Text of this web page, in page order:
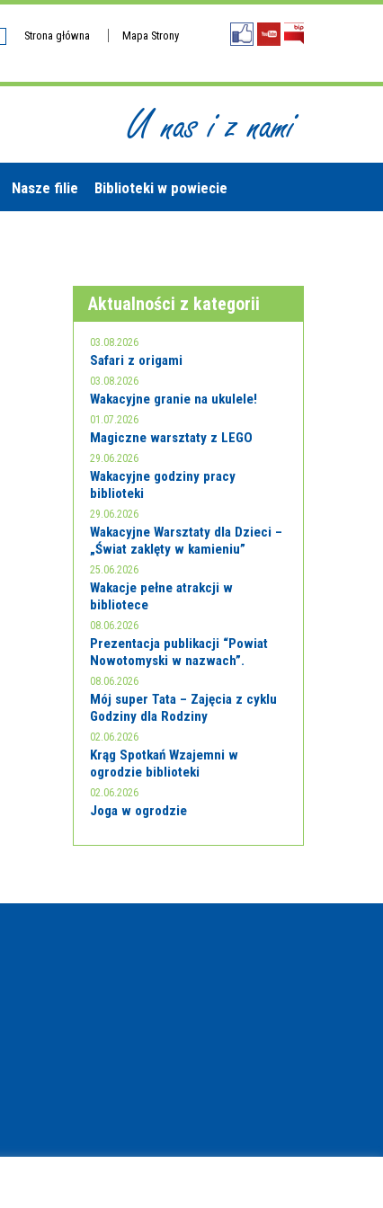
Strona główna Mapa Strony
U nas i z nami
Nasze filie Biblioteki w powiecie
Aktualności z kategorii
03.08.2026
Safari z origami
03.08.2026
Wakacyjne granie na ukulele!
01.07.2026
Magiczne warsztaty z LEGO
29.06.2026
Wakacyjne godziny pracy
biblioteki
29.06.2026
Wakacyjne Warsztaty dla Dzieci –
„Świat zaklęty w kamieniu”
25.06.2026
Wakacje pełne atrakcji w
bibliotece
08.06.2026
Prezentacja publikacji “Powiat
Nowotomyski w nazwach”.
08.06.2026
Mój super Tata – Zajęcia z cyklu
Godziny dla Rodziny
02.06.2026
Krąg Spotkań Wzajemni w
ogrodzie biblioteki
02.06.2026
Joga w ogrodzie